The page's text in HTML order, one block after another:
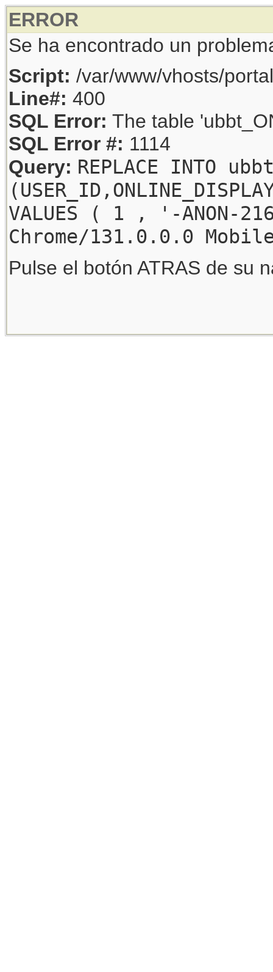
ERROR
Se ha encontrado un
Script: /var/www/vhosts/
Line#: 400
SQL Error: The table
SQL Error #: 1114
Query: REPLACE INTO
VALUES ( 1 , '-
Chrome/131.0.0.0
Pulse el botón ATRAS de su